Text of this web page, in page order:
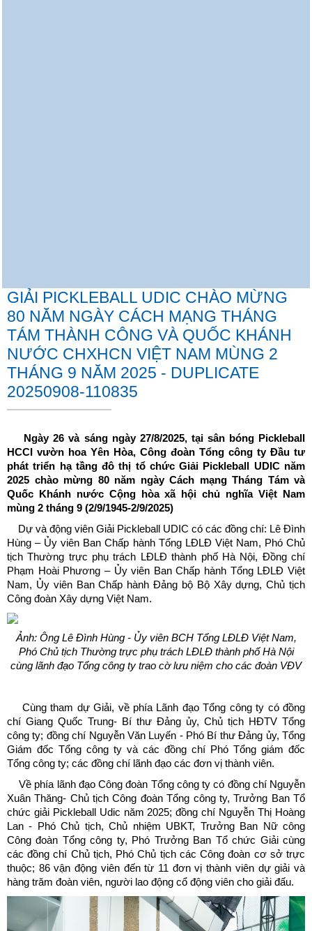
GIẢI PICKLEBALL UDIC CHÀO MỪNG
80 NĂM NGÀY CÁCH MẠNG THÁNG
TÁM THÀNH CÔNG VÀ QUỐC KHÁNH
NƯỚC CHXHCN VIỆT NAM MÙNG 2
THÁNG 9 NĂM 2025 - DUPLICATE
20250908-110835
Ngày 26 và sáng ngày 27/8/2025, tại sân bóng Pickleball
HCCI vườn hoa Yên Hòa, Công đoàn Tổng công ty Đầu tư
phát triển hạ tầng đô thị tổ chức Giải Pickleball UDIC năm
2025 chào mừng 80 năm ngày Cách mạng Tháng Tám và
Quốc Khánh nước Cộng hòa xã hội chủ nghĩa Việt Nam
mùng 2 tháng 9 (2/9/1945-2/9/2025)
Dự và động viên Giải Pickleball UDIC có các đồng chí: Lê Đình
Hùng – Ủy viên Ban Chấp hành Tổng LĐLĐ Việt Nam, Phó Chủ
tịch Thường trực phụ trách LĐLĐ thành phố Hà Nội, Đồng chí
Phạm Hoài Phương – Ủy viên Ban Chấp hành Tổng LĐLĐ Việt
Nam, Ủy viên Ban Chấp hành Đảng bộ Bộ Xây dựng, Chủ tịch
Công đoàn Xây dựng Việt Nam.
Ảnh: Ông Lê Đình Hùng - Ủy viên BCH Tổng LĐLĐ Việt Nam,
Phó Chủ tịch Thường trực phụ trách LĐLĐ thành phố Hà Nội
cùng lãnh đạo Tổng công ty trao cờ lưu niệm cho các đoàn VĐV
Cùng tham dự Giải, về phía Lãnh đạo Tổng công ty có đồng
chí Giang Quốc Trung- Bí thư Đảng ủy, Chủ tịch HĐTV Tổng
công ty; đồng chí Nguyễn Văn Luyến - Phó Bí thư Đảng ủy, Tổng
Giám đốc Tổng công ty và các đồng chí Phó Tổng giám đốc
Tổng công ty; các đồng chí lãnh đạo các đơn vị thành viên.
Về phía lãnh đạo Công đoàn Tổng công ty có đồng chí Nguyễn
Xuân Thăng- Chủ tịch Công đoàn Tổng công ty, Trưởng Ban Tổ
chức giải Pickleball Udic năm 2025; đồng chí Nguyễn Thị Hoàng
Lan - Phó Chủ tịch, Chủ nhiệm UBKT, Trưởng Ban Nữ công
Công đoàn Tổng công ty, Phó Trưởng Ban Tổ chức Giải cùng
các đồng chí Chủ tịch, Phó Chủ tịch các Công đoàn cơ sở trực
thuộc; 86 vận động viên đến từ 11 đơn vị thành viên dự giải và
hàng trăm đoàn viên, người lao động cổ động viên cho giải đấu.